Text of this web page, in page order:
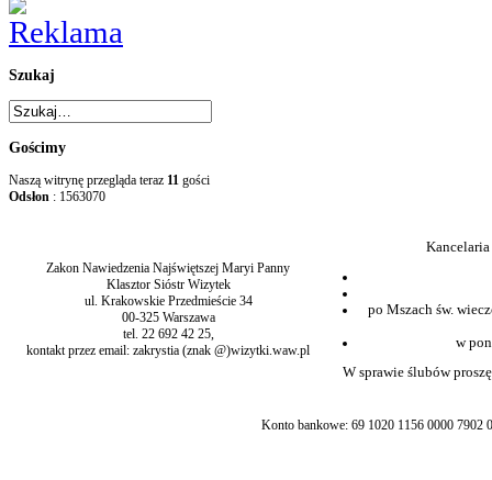
Szukaj
Gościmy
Naszą witrynę przegląda teraz 11 gości
Odsłon : 1563070
Zakon Nawiedzenia Najświętszej Maryi Panny
Klasztor Sióstr Wizytek
ul. Krakowskie Przedmieście 34
00-325 Warszawa
tel. 22 692 42 25,
kontakt przez email: zakrystia (znak @)wizytki.waw.pl
po Mszach św.
w
W sprawie ślubów
Konto bankowe: 69 1020 1156 0000 7902